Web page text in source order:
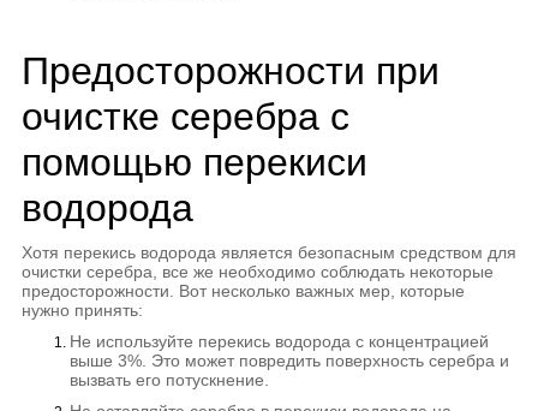
Предосторожности при
очистке серебра с
помощью перекиси
водорода
Хотя перекись водорода является безопасным средством для
очистки серебра, все же необходимо соблюдать некоторые
предосторожности. Вот несколько важных мер, которые
нужно принять:
Не используйте перекись водорода с концентрацией
выше 3%. Это может повредить поверхность серебра и
вызвать его потускнение.